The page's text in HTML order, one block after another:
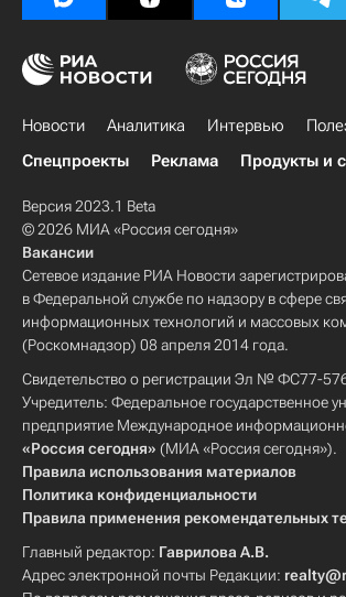
Новости Аналитика Интервью
Спецпроекты
Реклама Продукты и
Версия 2023.1 Beta
© 2026 МИА «Россия сегодня»
Вакансии
Сетевое издание РИА Новости
в Федеральной службе по надзору в сфере
информационных технологий и массовых
(Роскомнадзор) 08 апреля 2014 года.
Свидетельство о регистрации Эл № ФС77-
Учредитель: Федеральное государственное
предприятие Международное
«Россия сегодня» (МИА «Россия сегодня»).
Правила использования материалов
Политика конфиденциальности
Правила применения рекомендательных
Главный редактор: Гаврилова А.В.
Адрес электронной почты Редакции: